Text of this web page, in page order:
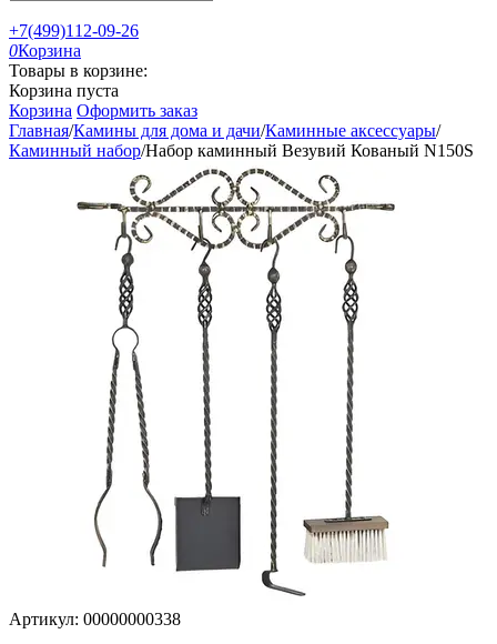
+7(499)112-09-26
0Корзина
Товары в корзине:
Корзина пуста
Корзина Оформить заказ
Главная/Камины для дома и дачи/Каминные аксессуары/
Каминный набор/Набор каминный Везувий Кованый N150S
Артикул: 00000000338